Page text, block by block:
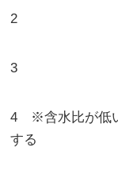
2
3
4 ※含水比が低
する